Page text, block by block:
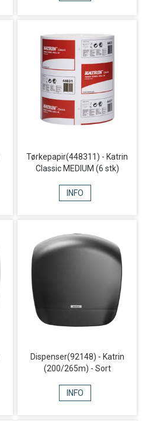
Tørkepapir(448311) - Katrin
Classic MEDIUM (6 stk)
INFO
Dispenser(92148) - Katrin
(200/265m) - Sort
INFO